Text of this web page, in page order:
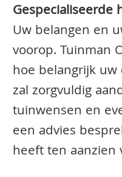
Gespecialiseerde
Uw belangen en
voorop. Tuinman
hoe belangrijk
zal zorgvuldig
tuinwensen en
een advies
heeft ten aanzien